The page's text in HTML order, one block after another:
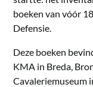
boeken van vóór
Defensie.
Deze boeken
KMA in Breda,
Cavaleriemuseum